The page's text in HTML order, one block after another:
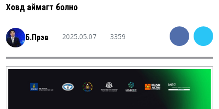
Ховд аймагт болно
Б.Пүрэв 2025.05.07 3359